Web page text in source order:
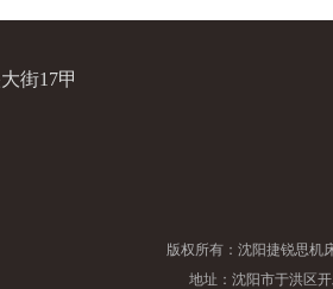
街17甲
版权所有：沈阳捷锐思机
地址：沈阳市于洪区开